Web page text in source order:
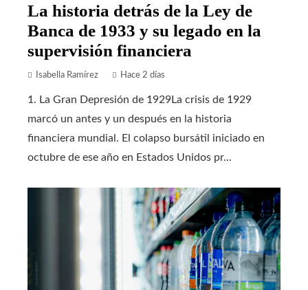
La historia detrás de la Ley de
Banca de 1933 y su legado en la
supervisión financiera
Isabella Ramírez Hace 2 días
1. La Gran Depresión de 1929La crisis de 1929
marcó un antes y un después en la historia
financiera mundial. El colapso bursátil iniciado en
octubre de ese año en Estados Unidos pr...